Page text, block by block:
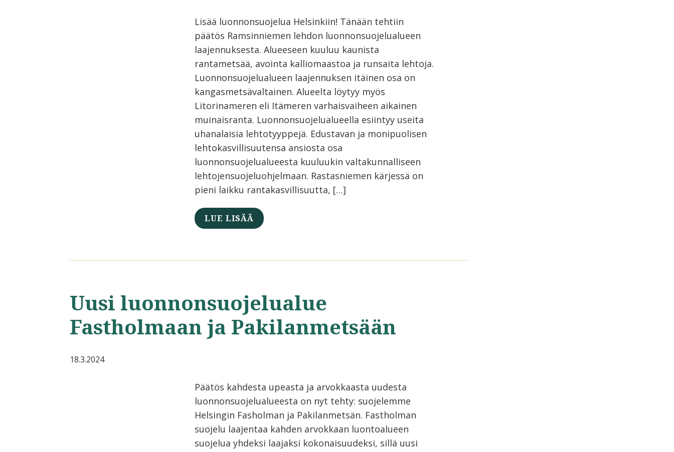
Lisää luonnonsuojelua Helsinkiin! Tänään tehtiin
päätös Ramsinniemen lehdon luonnonsuojelualueen
laajennuksesta. Alueeseen kuuluu kaunista
rantametsää, avointa kalliomaastoa ja runsaita lehtoja.
Luonnonsuojelualueen laajennuksen itäinen osa on
kangasmetsävaltainen. Alueelta löytyy myös
Litorinameren eli Itämeren varhaisvaiheen aikainen
muinaisranta. Luonnonsuojelualueella esiintyy useita
uhanalaisia lehtotyyppejä. Edustavan ja monipuolisen
lehtokasvillisuutensa ansiosta osa
luonnonsuojelualueesta kuuluukin valtakunnalliseen
lehtojensuojeluohjelmaan. Rastasniemen kärjessä on
pieni laikku rantakasvillisuutta, […]
LUE LISÄÄ
Uusi luonnonsuojelualue
Fastholmaan ja Pakilanmetsään
18.3.2024
Päätös kahdesta upeasta ja arvokkaasta uudesta
luonnonsuojelualueesta on nyt tehty: suojelemme
Helsingin Fasholman ja Pakilanmetsän. Fastholman
suojelu laajentaa kahden arvokkaan luontoalueen
suojelua yhdeksi laajaksi kokonaisuudeksi, sillä uusi